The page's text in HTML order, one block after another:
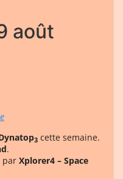
août
3 cette semaine.
.
par Xplorer4 – Space